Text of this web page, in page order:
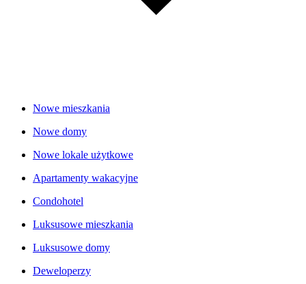
Nowe mieszkania
Nowe domy
Nowe lokale użytkowe
Apartamenty wakacyjne
Condohotel
Luksusowe mieszkania
Luksusowe domy
Deweloperzy